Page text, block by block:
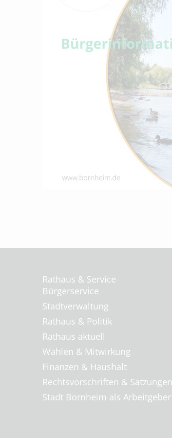
Rathaus & Service
Bürgerservice
Stadtverwaltung
Rathaus & Politik
Rathaus aktuell
Wahlen & Mitwirkung
Finanzen & Haushalt
Rechtsvorschriften & Satzungen
Stadt Bornheim als Arbeitgeber